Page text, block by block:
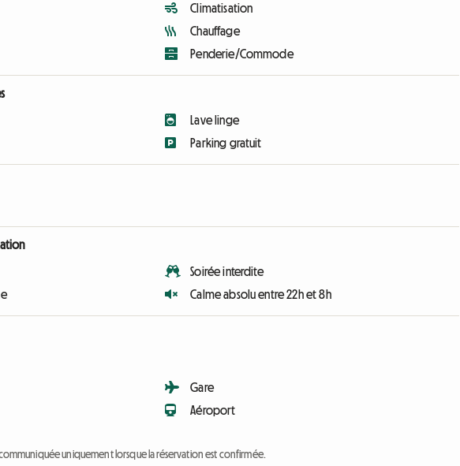
Climatisation
Chauffage
Penderie/Commode
Lave linge
Parking gratuit
Soirée interdite
Calme absolu entre 22h et 8h
Gare
Aéroport
uniquement lorsque la réservation est confirmée.